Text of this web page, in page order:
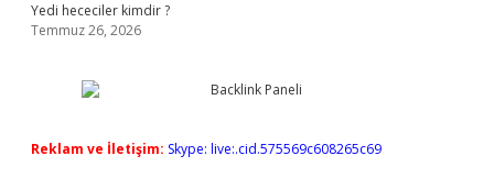
Yedi hececiler kimdir ?
Temmuz 26, 2026
Reklam ve İletişim: Skype: live:.cid.575569c608265c69